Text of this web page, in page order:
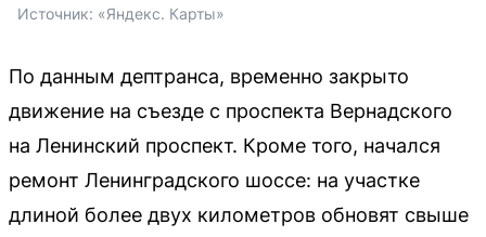
Источник: «Яндекс. Карты»
По данным дептранса, временно закрыто
движение на съезде с проспекта Вернадского
на Ленинский проспект. Кроме того, начался
ремонт Ленинградского шоссе: на участке
длиной более двух километров обновят свыше